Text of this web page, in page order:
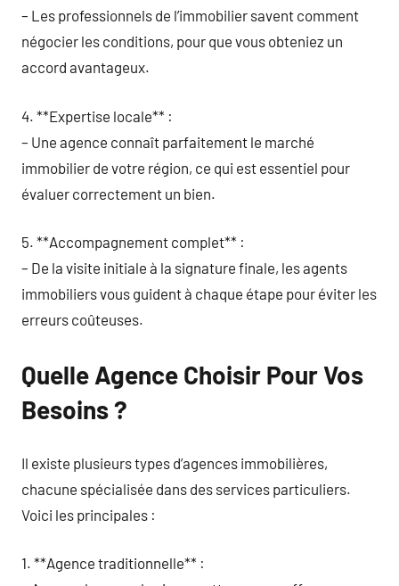
– Les professionnels de l’immobilier savent comment
négocier les conditions, pour que vous obteniez un
accord avantageux.
4. **Expertise locale** :
– Une agence connaît parfaitement le marché
immobilier de votre région, ce qui est essentiel pour
évaluer correctement un bien.
5. **Accompagnement complet** :
– De la visite initiale à la signature finale, les agents
immobiliers vous guident à chaque étape pour éviter les
erreurs coûteuses.
Quelle Agence Choisir Pour Vos
Besoins ?
Il existe plusieurs types d’agences immobilières,
chacune spécialisée dans des services particuliers.
Voici les principales :
1. **Agence traditionnelle** :